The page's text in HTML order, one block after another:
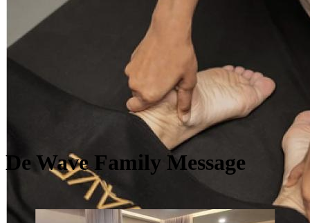
De Wave Family Message